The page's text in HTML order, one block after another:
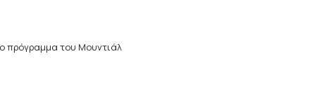
πρόγραμμα του Μουντιάλ